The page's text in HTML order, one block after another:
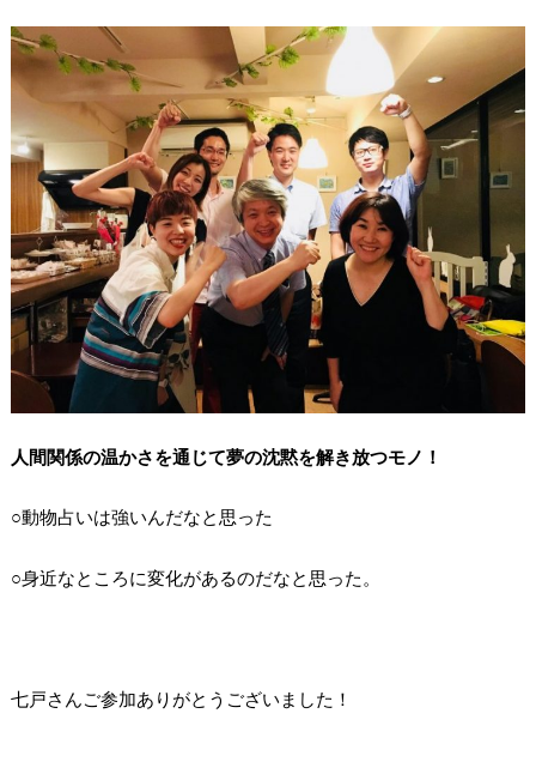
人間関係の温かさを通じて夢の沈黙を解き放つモノ！
○動物占いは強いんだなと思った
○身近なところに変化があるのだなと思った。
七戸さんご参加ありがとうございました！